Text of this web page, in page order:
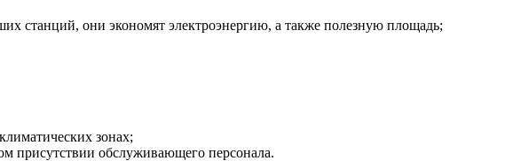
станций, они экономят электроэнергию, а также полезную площадь;
зонах;
присутствии обслуживающего персонала.